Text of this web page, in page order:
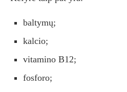
baltymų;
kalcio;
vitamino B12;
fosforo;